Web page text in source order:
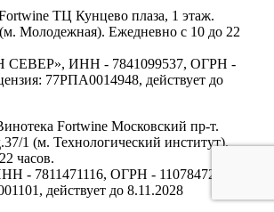
ТЦ Кунцево плаза, 1 этаж.
Молодежная). Ежедневно с 10 до 22
ИНН - 7841099537, ОГРН -
77РПА0014948, действует до
Fortwine Московский пр-т.
1 (м. Технологический институт).
часов.
- 7811471116, ОГРН - 1107847277438,
действует до 8.11.2028